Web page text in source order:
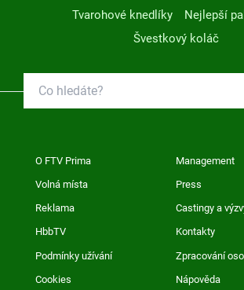
Tvarohové knedlíky
Nejlepší
Švestkový koláč
O FTV Prima Management
Volná místa Press
Reklama Castingy a
HbbTV Kontakty
Podmínky užívání Zpracování
Cookies Nápověda